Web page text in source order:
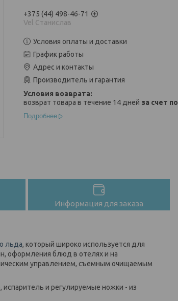
+375 (44) 498-46-71
Vel Станислав
Условия оплаты и доставки
График работы
Адрес и контакты
Производитель и гарантия
возврат товара в течение 14 дней за счет
Подробнее
Информация для заказа
льда, который широко используется для
оформления блюд в отелях и на
управлением, съемным очищаемым
и регулируемые ножки - из